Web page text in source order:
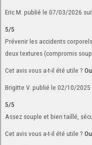
Eric M. publié le 07/03/2026
5/5
Prévenir les accidents
deux textures (compromis
Cet avis vous a-t-il été utile ?
Brigitte V. publié le 02/10/2025
5/5
Assez souple et bien taillé,
Cet avis vous a-t-il été utile ?